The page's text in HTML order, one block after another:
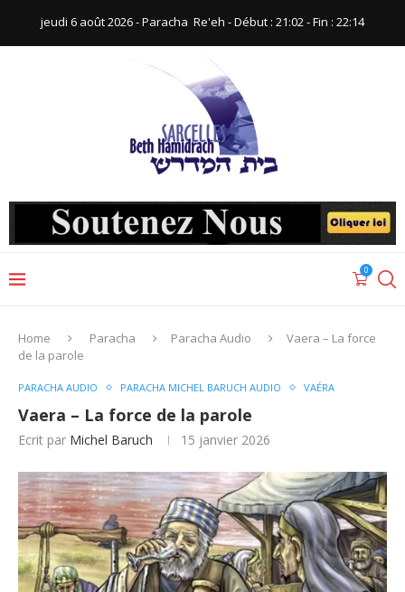
jeudi 6 août 2026 - Paracha ‪ Re'eh‬ - Début : 21:02‬ - Fin : ‪22:14‬
0
Home Paracha Paracha Audio
Vaera – La force
de la parole
PARACHA AUDIO PARACHA MICHEL BARUCH AUDIO VAÉRA
Vaera – La force de la parole
Ecrit par Michel Baruch 15 janvier 2026